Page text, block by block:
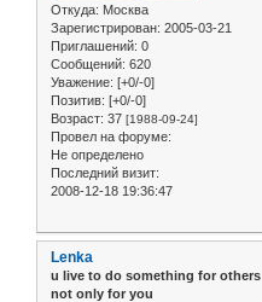
Откуда: Москва
Зарегистрирован: 2005-03-21
Приглашений: 0
Сообщений: 620
Уважение: [+0/-0]
Позитив: [+0/-0]
Возраст: 37 [1988-09-24]
Провел на форуме:
Не определено
Последний визит:
2008-12-18 19:36:47
Lenka
u live to do something for others
not only for you